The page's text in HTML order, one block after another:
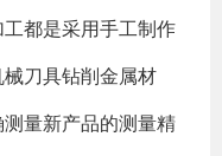
都是采用手工制作
刀具钻削金属材
量新产品的测量精